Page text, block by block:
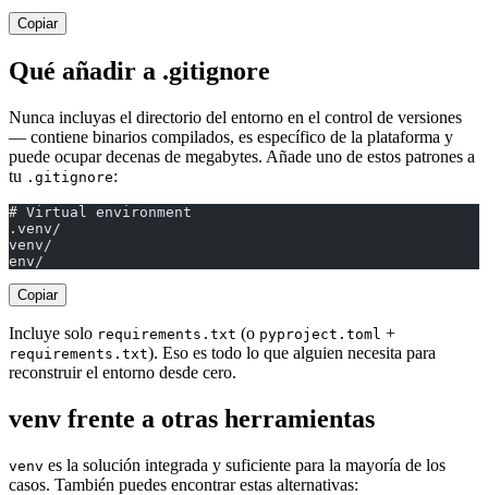
Copiar
Qué añadir a .gitignore
Nunca incluyas el directorio del entorno en el control de versiones
— contiene binarios compilados, es específico de la plataforma y
puede ocupar decenas de megabytes. Añade uno de estos patrones a
tu .gitignore:
# Virtual environment
.venv/
venv/
env/
Copiar
Incluye solo requirements.txt (o pyproject.toml +
requirements.txt). Eso es todo lo que alguien necesita para
reconstruir el entorno desde cero.
venv frente a otras herramientas
venv es la solución integrada y suficiente para la mayoría de los
casos. También puedes encontrar estas alternativas: